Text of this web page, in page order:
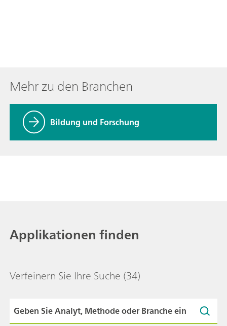
Mehr zu den Branchen
Bildung und Forschung
Applikationen finden
Verfeinern Sie Ihre Suche (34)